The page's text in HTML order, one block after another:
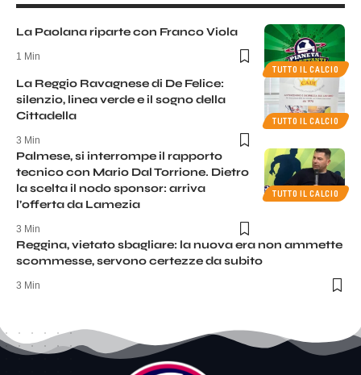
TUTTO IL CALCIO
La Paolana riparte con Franco Viola
1 Min
TUTTO IL CALCIO
La Reggio Ravagnese di De Felice:
silenzio, linea verde e il sogno della
Cittadella
3 Min
TUTTO IL CALCIO
Palmese, si interrompe il rapporto
tecnico con Mario Dal Torrione. Dietro
la scelta il nodo sponsor: arriva
l’offerta da Lamezia
3 Min
Reggina, vietato sbagliare: la nuova era non ammette
scommesse, servono certezze da subito
3 Min